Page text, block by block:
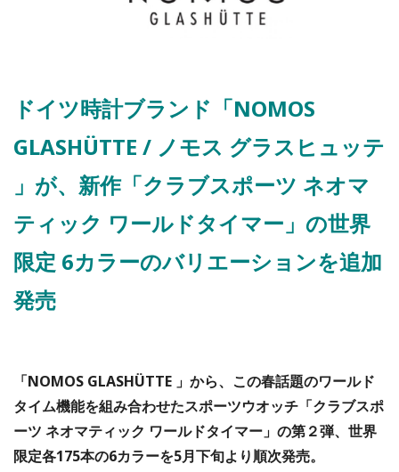
ドイツ時計ブランド「NOMOS
GLASHÜTTE / ノモス グラスヒュッテ
」が、新作「クラブスポーツ ネオマ
ティック ワールドタイマー」の世界
限定 6カラーのバリエーションを追加
発売
「NOMOS GLASHÜTTE 」から、この春話題のワールド
タイム機能を組み合わせたスポーツウオッチ「クラブスポ
ーツ ネオマティック ワールドタイマー」の第２弾、世界
限定各175本の6カラーを5月下旬より順次発売。